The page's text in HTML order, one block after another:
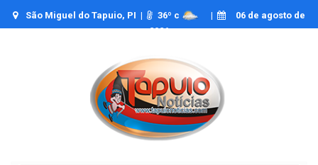
São Miguel do Tapuio, PI | 36º c |
06 de agosto de
2026